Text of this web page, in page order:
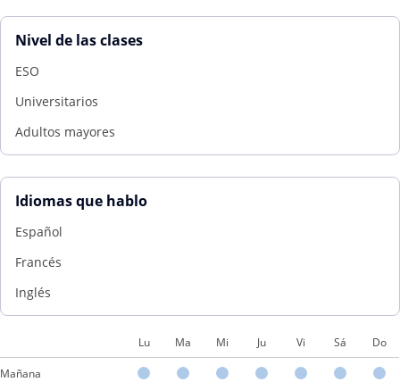
Nivel de las clases
ESO
Universitarios
Adultos mayores
Idiomas que hablo
Español
Francés
Inglés
Lu Ma Mi Ju Vi Sá Do
Mañana